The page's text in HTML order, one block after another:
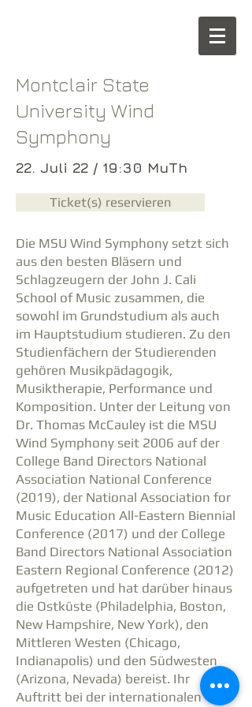
Montclair State
University Wind
Symphony
22. Juli 22 / 19:30 MuTh
Ticket(s) reservieren
Die MSU Wind Symphony setzt sich
aus den besten Bläsern und
Schlagzeugern der John J. Cali
School of Music zusammen, die
sowohl im Grundstudium als auch
im Hauptstudium studieren. Zu den
Studienfächern der Studierenden
gehören Musikpädagogik,
Musiktherapie, Performance und
Komposition. Unter der Leitung von
Dr. Thomas McCauley ist die MSU
Wind Symphony seit 2006 auf der
College Band Directors National
Association National Conference
(2019), der National Association for
Music Education All-Eastern Biennial
Conference (2017) und der College
Band Directors National Association
Eastern Regional Conference (2012)
aufgetreten und hat darüber hinaus
die Ostküste (Philadelphia, Boston,
New Hampshire, New York), den
Mittleren Westen (Chicago,
Indianapolis) und den Südwesten
(Arizona, Nevada) bereist. Ihr
Auftritt bei der internationalen